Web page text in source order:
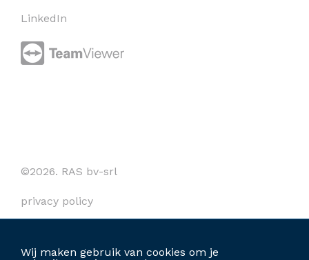
Wij maken gebruik van cookies om je
LinkedIn
©2026. RAS bv-srl
privacy policy